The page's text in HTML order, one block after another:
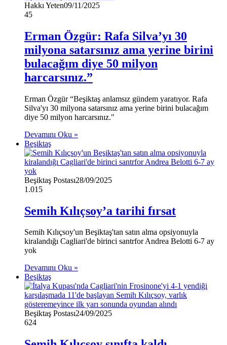
Hakkı Yeten09/11/2025
45
Erman Özgür: Rafa Silva’yı 30
milyona satarsınız ama yerine birini
bulacağım diye 50 milyon
harcarsınız.”
Erman Özgür “Beşiktaş anlamsız gündem yaratıyor. Rafa
Silva'yı 30 milyona satarsınız ama yerine birini bulacağım
diye 50 milyon harcarsınız."
Devamını Oku »
Beşiktaş
Beşiktaş Postası28/09/2025
1.015
Semih Kılıçsoy’a tarihi fırsat
Semih Kılıçsoy'un Beşiktaş'tan satın alma opsiyonuyla
kiralandığı Cagliari'de birinci santrfor Andrea Belotti 6-7 ay
yok
Devamını Oku »
Beşiktaş
Beşiktaş Postası24/09/2025
624